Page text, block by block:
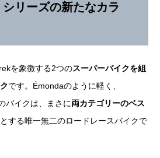
リーズの新たなカラ
を象徴する2つのスーパーバイクを組
です。Émondaのように軽く、
バイクは、まさに両カテゴリーのベス
する唯一無二のロードレースバイクで